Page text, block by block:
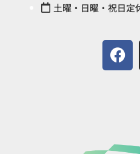
土曜・日曜・祝日定